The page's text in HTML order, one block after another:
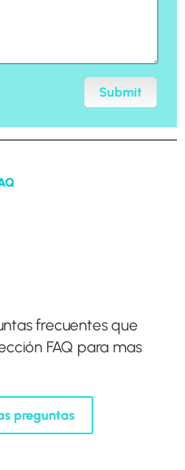
Submit
frecuentes que
FAQ para mas
preguntas